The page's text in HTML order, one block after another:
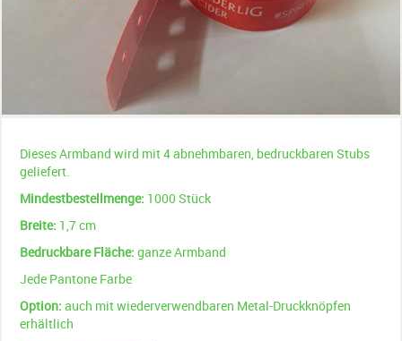
Dieses Armband wird mit 4 abnehmbaren, bedruckbaren Stubs
geliefert.
Mindestbestellmenge: 1000 Stück
Breite: 1,7 cm
Bedruckbare Fläche: ganze Armband
Jede Pantone Farbe
Option: auch mit wiederverwendbaren Metal-Druckknöpfen
erhältlich